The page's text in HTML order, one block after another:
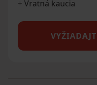
+ Vratná kaucia